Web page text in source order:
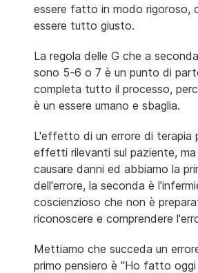
essere fatto in modo rigoroso,
essere tutto giusto.
La regola delle G che a
sono 5-6 o 7 è un punto di
completa tutto il processo,
è un essere umano e sbaglia.
L'effetto di un errore di terapia
effetti rilevanti sul paziente, ma
causare danni ed abbiamo la
dell'errore, la seconda è
coscienzioso che non è
riconoscere e comprendere
Mettiamo che succeda un
primo pensiero è "Ho fatto oggi